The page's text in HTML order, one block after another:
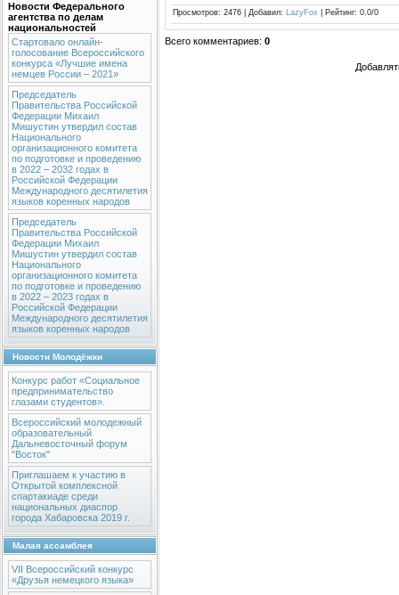
Новости Федерального
агентства по делам
национальностей
Стартовало онлайн-
голосование Всероссийского
конкурса «Лучшие имена
немцев России – 2021»
Председатель
Правительства Российской
Федерации Михаил
Мишустин утвердил состав
Национального
организационного комитета
по подготовке и проведению
в 2022 – 2032 годах в
Российской Федерации
Международного десятилетия
языков коренных народов
Председатель
Правительства Российской
Федерации Михаил
Мишустин утвердил состав
Национального
организационного комитета
по подготовке и проведению
в 2022 – 2023 годах в
Российской Федерации
Международного десятилетия
языков коренных народов
Новости Молодёжки
Конкурс работ «Социальное
предпринимательство
глазами студентов».
Всероссийский молодежный
образовательный
Дальневосточный форум
"Восток"
Приглашаем к участию в
Открытой комплексной
спартакиаде среди
национальных диаспор
города Хабаровска 2019 г.
Малая ассамблея
VII Всероссийский конкурс
«Друзья немецкого языка»
Просмотров: 2476 Добавил: LazyFox Рейтинг: 0.0/0
Всего комментариев: 0